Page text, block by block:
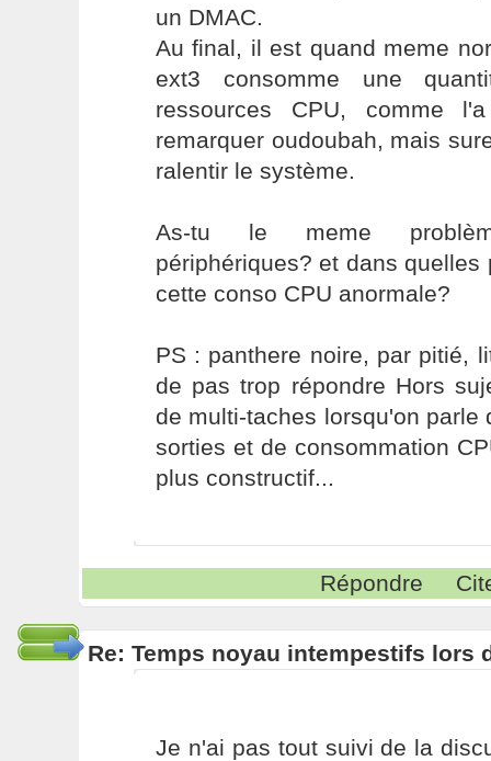
un DMAC.
Au final, il est quand meme
ext3 consomme une
ressources CPU, comme
remarquer oudoubah, mais
ralentir le système.
As-tu le meme
périphériques? et dans quelles
cette conso CPU anormale?
PS : panthere noire, par pitié,
de pas trop répondre Hors
de multi-taches lorsqu'on parle
sorties et de consommation
plus constructif...
Répondre
Re: Temps noyau intempestifs lors
Je n'ai pas tout suivi de la